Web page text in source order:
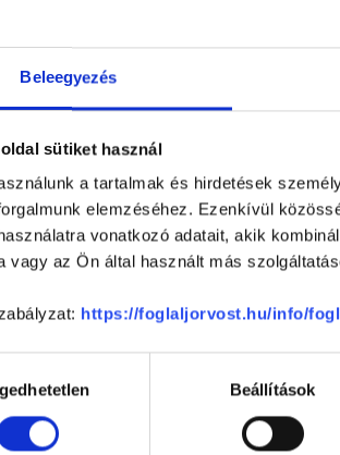
Beleegyezés
sütiket használ
a tartalmak és hirdetések
elemzéséhez. Ezenkívül
vonatkozó adatait, akik
vagy az Ön által használt más
https://foglaljorvost.hu/info/
Beállítások